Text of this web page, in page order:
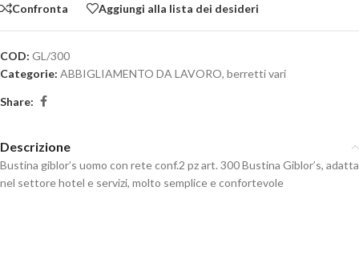
Confronta Aggiungi alla lista dei desideri
COD: GL/300
Categorie: ABBIGLIAMENTO DA LAVORO, berretti vari
Share:
Descrizione
Bustina giblor’s uomo con rete conf.2 pz art. 300 Bustina Giblor’s, adatta
nel settore hotel e servizi, molto semplice e confortevole